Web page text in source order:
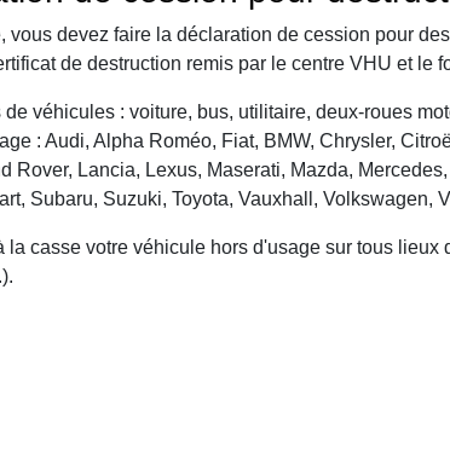
devez faire la déclaration de cession pour
de destruction remis par le centre VHU et le
véhicules : voiture, bus, utilitaire, deux-roues
: Audi, Alpha Roméo, Fiat, BMW, Chrysler,
Rover, Lancia, Lexus, Maserati, Mazda,
Subaru, Suzuki, Toyota, Vauxhall, Volkswagen,
casse votre véhicule hors d'usage sur tous